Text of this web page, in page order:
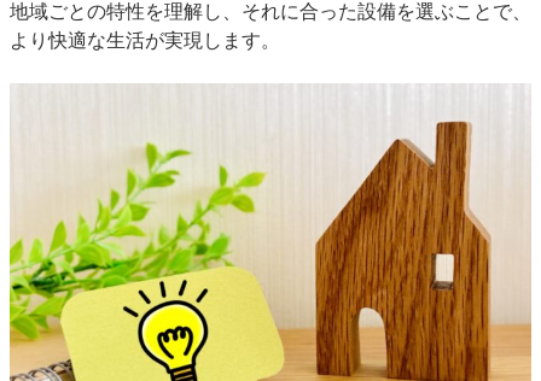
地域ごとの特性を理解し、それに合った設備を選ぶことで、
より快適な生活が実現します。